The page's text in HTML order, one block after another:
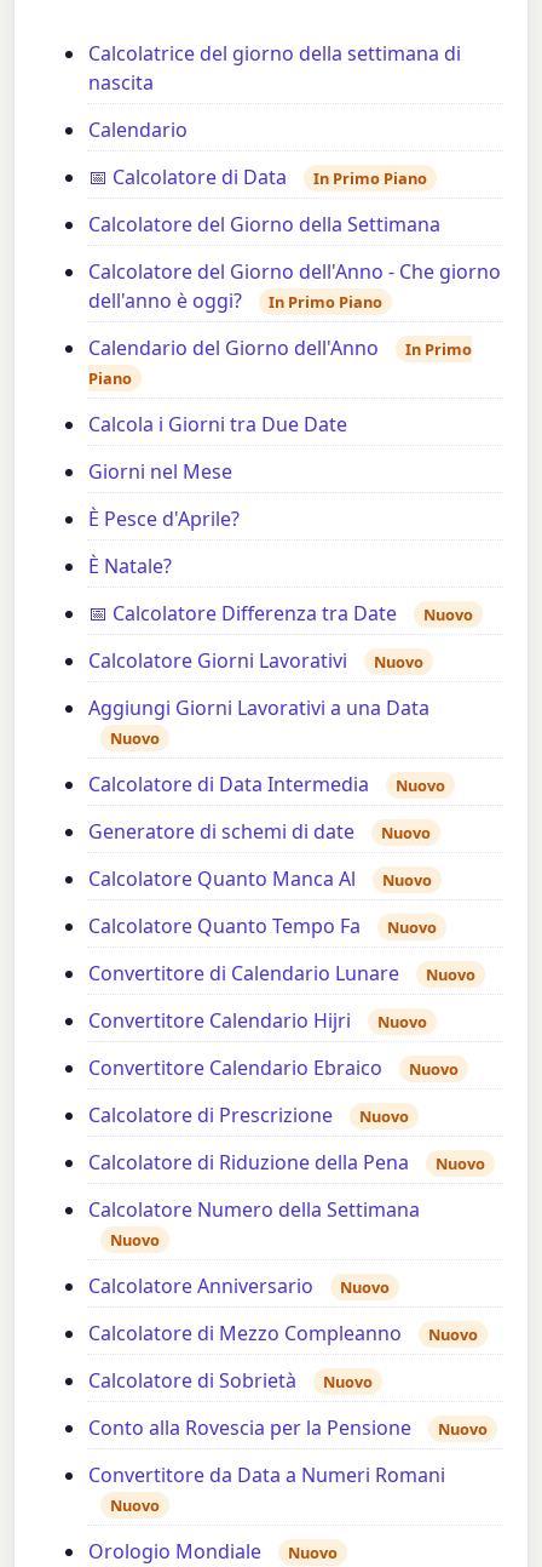
Calcolatrice del giorno della settimana di
nascita
Calendario
📅 Calcolatore di Data
In Primo Piano
Calcolatore del Giorno della Settimana
Calcolatore del Giorno dell'Anno - Che giorno
dell'anno è oggi?
In Primo Piano
Calendario del Giorno dell'Anno
In Primo
Piano
Calcola i Giorni tra Due Date
Giorni nel Mese
È Pesce d'Aprile?
È Natale?
📅 Calcolatore Differenza tra Date
Nuovo
Calcolatore Giorni Lavorativi Nuovo
Aggiungi Giorni Lavorativi a una Data
Nuovo
Calcolatore di Data Intermedia Nuovo
Generatore di schemi di date Nuovo
Calcolatore Quanto Manca Al Nuovo
Calcolatore Quanto Tempo Fa Nuovo
Convertitore di Calendario Lunare Nuovo
Convertitore Calendario Hijri Nuovo
Convertitore Calendario Ebraico Nuovo
Calcolatore di Prescrizione Nuovo
Calcolatore di Riduzione della Pena Nuovo
Calcolatore Numero della Settimana
Nuovo
Calcolatore Anniversario Nuovo
Calcolatore di Mezzo Compleanno Nuovo
Calcolatore di Sobrietà Nuovo
Conto alla Rovescia per la Pensione Nuovo
Convertitore da Data a Numeri Romani
Nuovo
Orologio Mondiale Nuovo